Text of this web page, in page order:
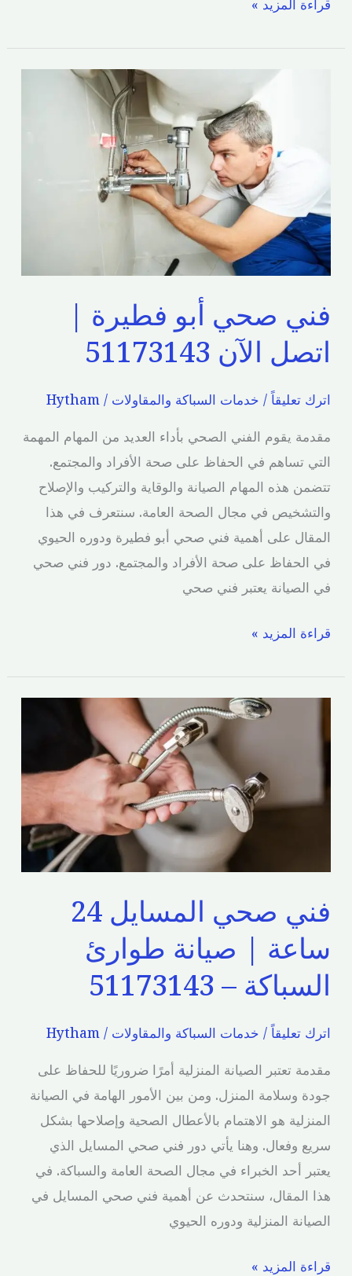
قراءة المزيد »
فني صحي أبو فطيرة |
اتصل الآن 51173143
اترك تعليقاً / خدمات السباكة والمقاولات /
Hytham
مقدمة يقوم الفني الصحي بأداء العديد من المهام المهمة
التي تساهم في الحفاظ على صحة الأفراد والمجتمع.
تتضمن هذه المهام الصيانة والوقاية والتركيب والإصلاح
والتشخيص في مجال الصحة العامة. سنتعرف في هذا
المقال على أهمية فني صحي أبو فطيرة ودوره الحيوي
في الحفاظ على صحة الأفراد والمجتمع. دور فني صحي
في الصيانة يعتبر فني صحي
اتصل
الآن
51173143
قراءة المزيد »
فني صحي المسايل 24
ساعة | صيانة طوارئ
السباكة – 51173143
اترك تعليقاً / خدمات السباكة والمقاولات /
Hytham
مقدمة تعتبر الصيانة المنزلية أمرًا ضروريًا للحفاظ على
جودة وسلامة المنزل. ومن بين الأمور الهامة في الصيانة
المنزلية هو الاهتمام بالأعطال الصحية وإصلاحها بشكل
سريع وفعال. وهنا يأتي دور فني صحي المسايل الذي
يعتبر أحد الخبراء في مجال الصحة العامة والسباكة. في
هذا المقال، سنتحدث عن أهمية فني صحي المسايل في
الصيانة المنزلية ودوره الحيوي
24
ساعة
السباكة
51173143
قراءة المزيد »